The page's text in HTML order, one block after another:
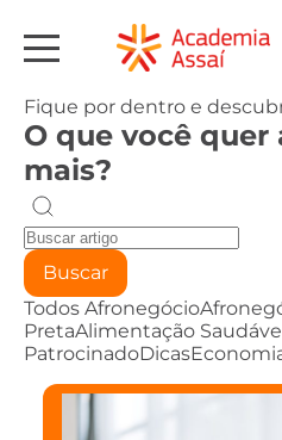
Fique por dentro e
O que você quer
mais?
Buscar
Todos Afronegócio
PretaAlimentação
PatrocinadoDicas